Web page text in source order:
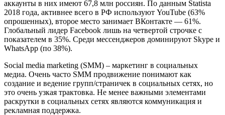
аккаунты в них имеют 67,8 млн россиян. По данным Statista
2018 года, активнее всего в РФ используют YouTube (63%
опрошенных), второе место занимает ВКонтакте — 61%.
Глобальный лидер Facebook лишь на четвертой строчке с
показателем в 35%. Среди мессенджеров доминируют Skype и
WhatsApp (по 38%).
Social media marketing (SMM) – маркетинг в социальных
медиа. Очень часто SMM продвижение понимают как
создание и ведение групп/страничек в социальных сетях, но
это очень узкая трактовка. Не менее важными элементами
раскрутки в социальных сетях являются коммуникация и
рекламная поддержка.